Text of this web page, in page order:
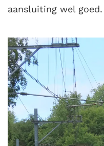
aansluiting wel goed.